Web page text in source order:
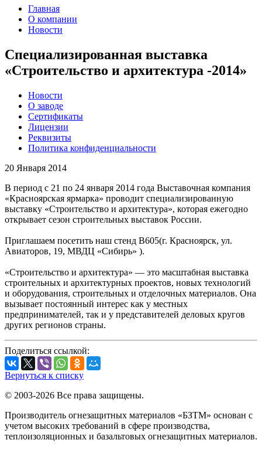
Главная
О компании
Новости
Специализированная выставка
«Строительство и архитектура -2014»
Новости
О заводе
Сертификаты
Лицензии
Реквизиты
Политика конфиденциальности
20 Января 2014
В период с 21 по 24 января 2014 года Выставочная компания
«Красноярская ярмарка» проводит специализированную
выставку «Строительство и архитектура», которая ежегодно
открывает сезон строительных выставок России.
Приглашаем посетить наш стенд В605(г. Красноярск, ул.
Авиаторов, 19, МВДЦ «Сибирь» ).
«Строительство и архитектура» — это масштабная выставка
строительных и архитектурных проектов, новых технологий
и оборудования, строительных и отделочных материалов. Она
вызывает постоянный интерес как у местных
предпринимателей, так и у представителей деловых кругов
других регионов страны.
Поделиться ссылкой:
Вернуться к списку
© 2003-2026 Все права защищены.
Производитель огнезащитных материалов «БЗТМ» основан с
учетом высоких требований в сфере производства,
теплоизоляционных и базальтовых огнезащитных материалов.